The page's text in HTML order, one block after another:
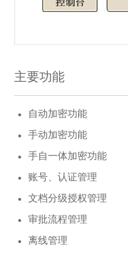
主要功能
自动加密功能
手动加密功能
手自一体加密功能
账号、认证管理
文档分级授权管理
审批流程管理
离线管理